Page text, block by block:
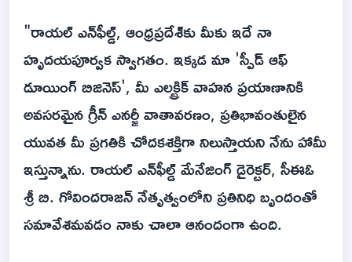
"రాయల్ ఎన్‌ఫీల్డ్, ఆంధ్రప్రదేశ్‌కు మీకు ఇదే నా
హృదయపూర్వక స్వాగతం. ఇక్కడ మా 'స్పీడ్ ఆఫ్
డూయింగ్ బిజినెస్', మీ ఎలక్ట్రిక్ వాహన ప్రయాణానికి
అవసరమైన గ్రీన్ ఎనర్జీ వాతావరణం, ప్రతిభావంతులైన
యువత మీ ప్రగతికి చోదకశక్తిగా నిలుస్తాయని నేను హామీ
ఇస్తున్నాను. రాయల్ ఎన్‌ఫీల్డ్ మేనేజింగ్ డైరెక్టర్, సీఈఓ
శ్రీ బి. గోవిందరాజన్ నేతృత్వంలోని ప్రతినిధి బృందంతో
సమావేశమవడం నాకు చాలా ఆనందంగా ఉంది.